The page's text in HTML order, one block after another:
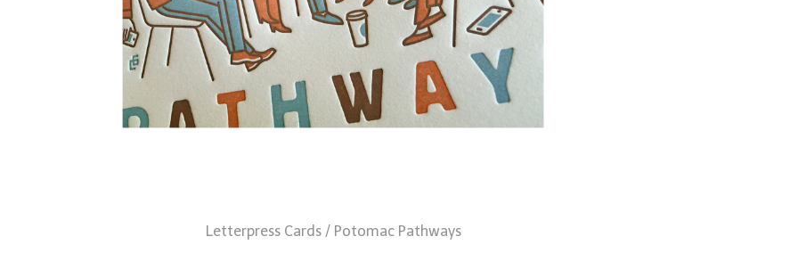
Letterpress Cards / Potomac Pathways